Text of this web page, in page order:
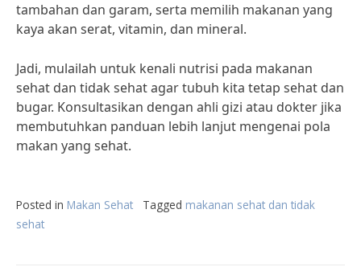
tambahan dan garam, serta memilih makanan yang
kaya akan serat, vitamin, dan mineral.
Jadi, mulailah untuk kenali nutrisi pada makanan
sehat dan tidak sehat agar tubuh kita tetap sehat dan
bugar. Konsultasikan dengan ahli gizi atau dokter jika
membutuhkan panduan lebih lanjut mengenai pola
makan yang sehat.
Posted in Makan Sehat Tagged makanan sehat dan tidak
sehat